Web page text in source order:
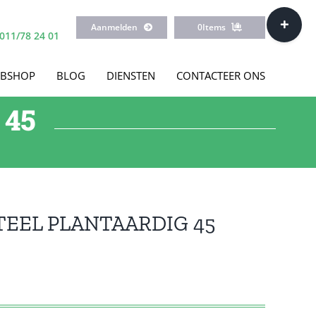
011/78 24 01
Aanmelden 0Items
BLOG DIENSTEN CONTACTEER ONS
PLANTAARDIG 45
Toggle
Sliding